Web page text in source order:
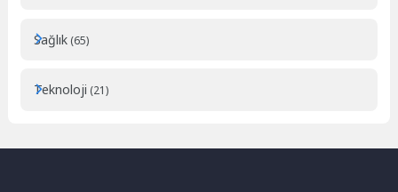
Sağlık (65)
Teknoloji (21)